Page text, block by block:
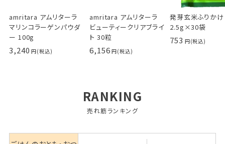
amritara アムリターラ
マリンコラーゲンパウダ
ー 100g
3,240
amritara アムリターラ
ビューティークリアブライ
ト 30粒
6,156
発芽玄米ふりかけ
2.5g×30袋
753
RANKING
売れ筋ランキング